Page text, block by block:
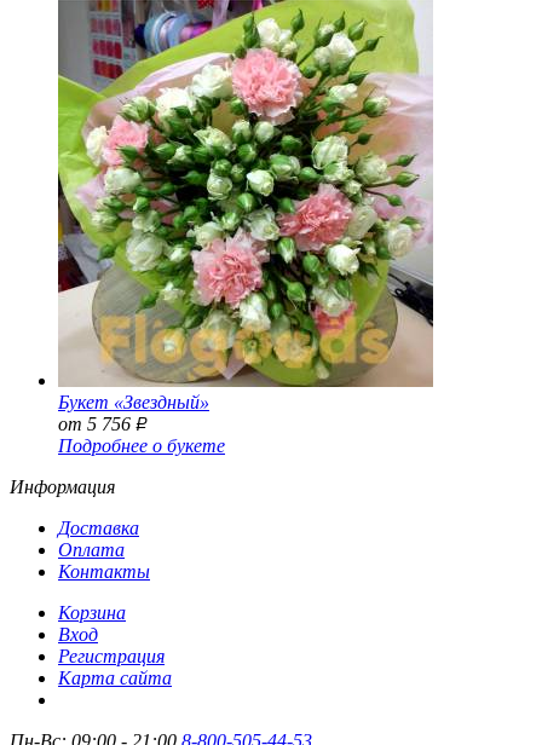
Букет «Звездный»
от 5 756 Р
Подробнее о букете
Информация
Доставка
Оплата
Контакты
Корзина
Вход
Регистрация
Карта сайта
Пн-Вс: 09:00 - 21:00 8-800-505-44-53